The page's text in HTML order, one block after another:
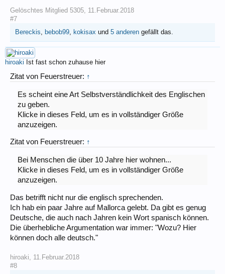
Gelöschtes Mitglied 5305, 11.Februar.2018
#7
Bereckis, bebob99, kokisax und 5 anderen gefällt das.
hiroaki Ist fast schon zuhause hier
Zitat von Feuerstreuer: ↑
Es scheint eine Art Selbstverständlichkeit des Englischen
zu geben.
Klicke in dieses Feld, um es in vollständiger Größe
anzuzeigen.
Zitat von Feuerstreuer: ↑
Bei Menschen die über 10 Jahre hier wohnen...
Klicke in dieses Feld, um es in vollständiger Größe
anzuzeigen.
Das betrifft nicht nur die englisch sprechenden.
Ich hab ein paar Jahre auf Mallorca gelebt. Da gibt es genug
Deutsche, die auch nach Jahren kein Wort spanisch können.
Die überhebliche Argumentation war immer: "Wozu? Hier
können doch alle deutsch."
hiroaki
11.Februar.2018
#8